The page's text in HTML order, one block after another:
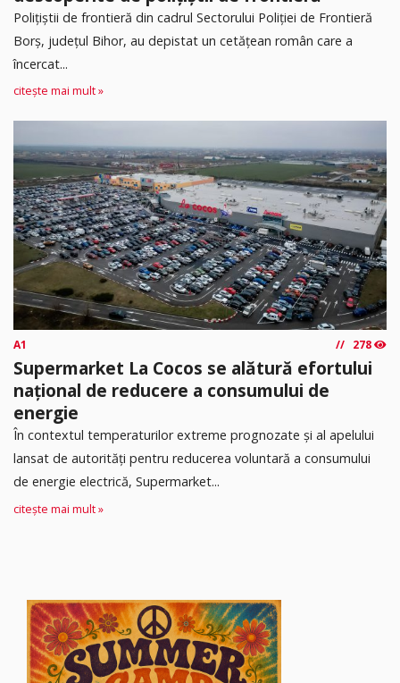
Poliţiştii de frontieră din cadrul Sectorului Poliției de Frontieră
Borș, județul Bihor, au depistat un cetățean român care a
încercat...
citește mai mult »
A1 278
Supermarket La Cocos se alătură efortului
național de reducere a consumului de
energie
În contextul temperaturilor extreme prognozate și al apelului
lansat de autorități pentru reducerea voluntară a consumului
de energie electrică, Supermarket...
citește mai mult »